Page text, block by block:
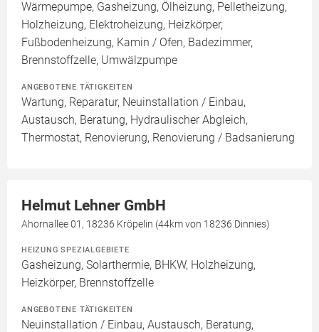
Wärmepumpe, Gasheizung, Ölheizung, Pelletheizung,
Holzheizung, Elektroheizung, Heizkörper,
Fußbodenheizung, Kamin / Ofen, Badezimmer,
Brennstoffzelle, Umwälzpumpe
ANGEBOTENE TÄTIGKEITEN
Wartung, Reparatur, Neuinstallation / Einbau,
Austausch, Beratung, Hydraulischer Abgleich,
Thermostat, Renovierung, Renovierung / Badsanierung
Helmut Lehner GmbH
Ahornallee 01, 18236 Kröpelin (44km von 18236 Dinnies)
HEIZUNG SPEZIALGEBIETE
Gasheizung, Solarthermie, BHKW, Holzheizung,
Heizkörper, Brennstoffzelle
ANGEBOTENE TÄTIGKEITEN
Neuinstallation / Einbau, Austausch, Beratung,